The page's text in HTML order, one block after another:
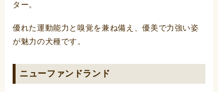
ター。
優れた運動能力と嗅覚を兼ね備え、優美で力強い姿
が魅力の犬種です。
ニューファンドランド